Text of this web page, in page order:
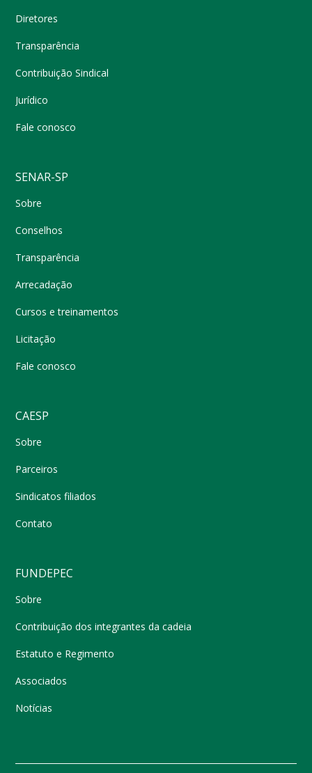
Diretores
Transparência
Contribuição Sindical
Jurídico
Fale conosco
SENAR-SP
Sobre
Conselhos
Transparência
Arrecadação
Cursos e treinamentos
Licitação
Fale conosco
CAESP
Sobre
Parceiros
Sindicatos filiados
Contato
FUNDEPEC
Sobre
Contribuição dos integrantes da cadeia
Estatuto e Regimento
Associados
Notícias